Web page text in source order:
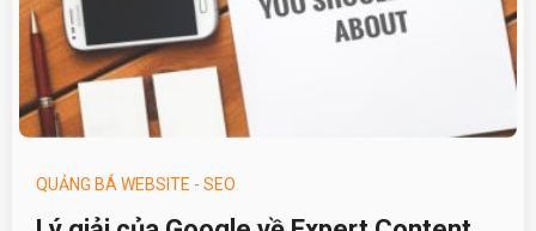
QUẢNG BÁ WEBSITE - SEO